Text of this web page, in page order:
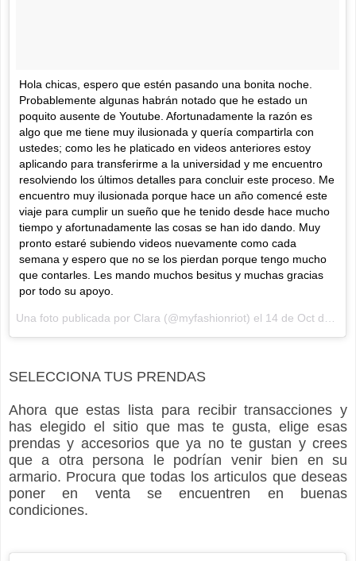
Hola chicas, espero que estén pasando una bonita noche.
Probablemente algunas habrán notado que he estado un
poquito ausente de Youtube. Afortunadamente la razón es
algo que me tiene muy ilusionada y quería compartirla con
ustedes; como les he platicado en videos anteriores estoy
aplicando para transferirme a la universidad y me encuentro
resolviendo los últimos detalles para concluir este proceso. Me
encuentro muy ilusionada porque hace un año comencé este
viaje para cumplir un sueño que he tenido desde hace mucho
tiempo y afortunadamente las cosas se han ido dando. Muy
pronto estaré subiendo videos nuevamente como cada
semana y espero que no se los pierdan porque tengo mucho
que contarles. Les mando muchos besitus y muchas gracias
por todo su apoyo.
Una foto publicada por Clara (@myfashionriot) el 14 de Oct de 2015 a la(s) 7:18 PD
SELECCIONA TUS PRENDAS
Ahora que estas lista para recibir transacciones y
has elegido el sitio que mas te gusta, elige esas
prendas y accesorios que ya no te gustan y crees
que a otra persona le podrían venir bien en su
armario. Procura que todas los articulos que deseas
poner en venta se encuentren en buenas
condiciones.